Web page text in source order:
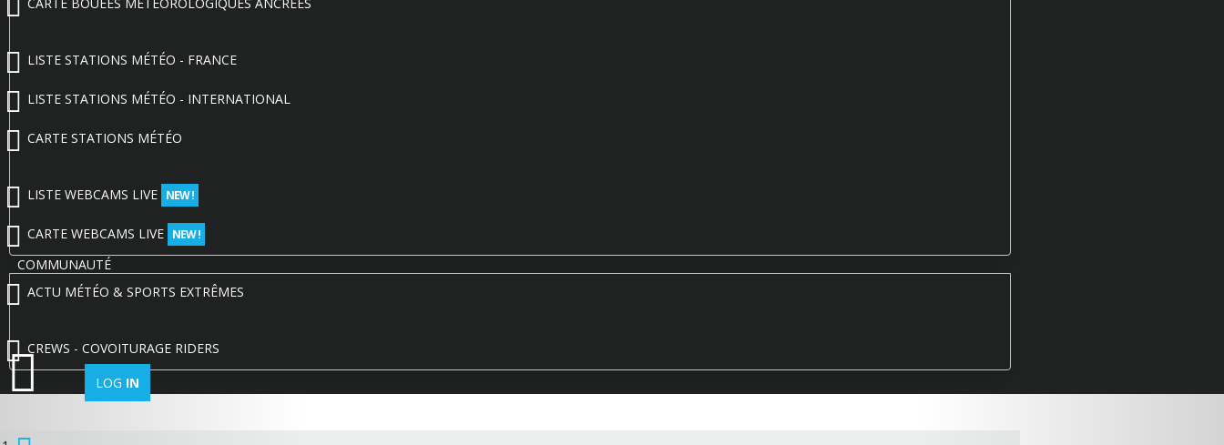
LISTE STATIONS MÉTÉO - FRANCE
LISTE STATIONS MÉTÉO - INTERNATIONAL
CARTE STATIONS MÉTÉO
LISTE WEBCAMS LIVE NEW !
CARTE WEBCAMS LIVE NEW !
COMMUNAUTÉ
ACTU MÉTÉO & SPORTS EXTRÊMES
CREWS - COVOITURAGE RIDERS
LOG IN